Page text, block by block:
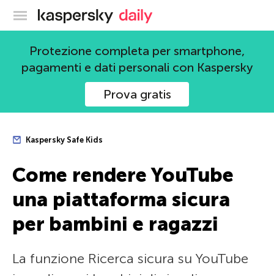
Blog ufficiale di Kaspersky
Protezione completa per smartphone,
pagamenti e dati personali con Kaspersky
Prova gratis
Kaspersky Safe Kids
Come rendere YouTube
una piattaforma sicura
per bambini e ragazzi
La funzione Ricerca sicura su YouTube